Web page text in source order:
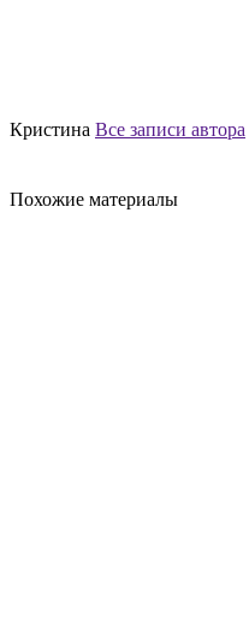
Кристина Все записи автора
Похожие материалы